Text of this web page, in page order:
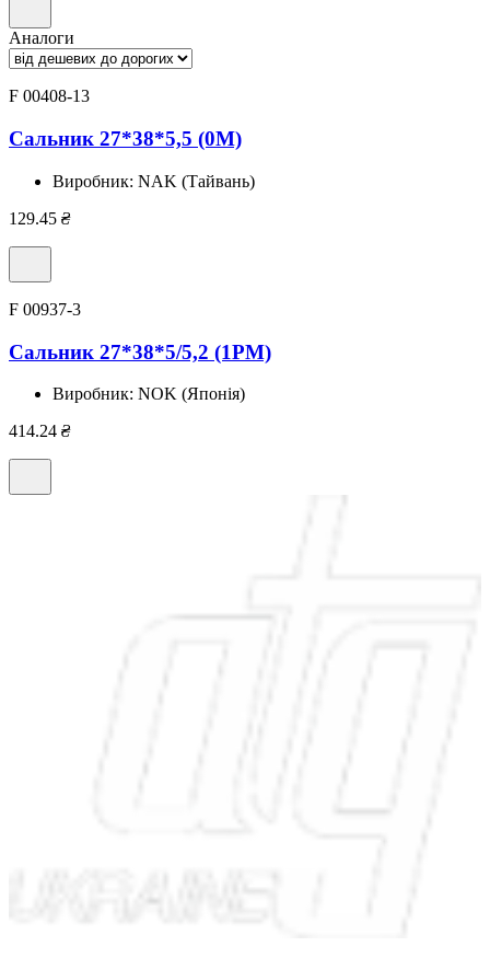
Аналоги
F 00408-13
Сальник 27*38*5,5 (0M)
Виробник: NAK (Тайвань)
129.45 ₴
F 00937-3
Сальник 27*38*5/5,2 (1PM)
Виробник: NOK (Японія)
414.24 ₴